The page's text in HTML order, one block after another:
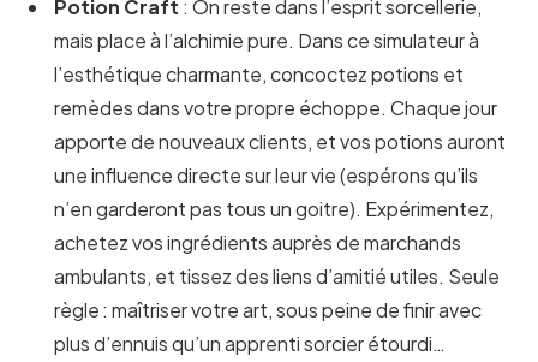
Potion Craft : On reste dans l’esprit sorcellerie,
mais place à l’alchimie pure. Dans ce simulateur à
l’esthétique charmante, concoctez potions et
remèdes dans votre propre échoppe. Chaque jour
apporte de nouveaux clients, et vos potions auront
une influence directe sur leur vie (espérons qu’ils
n’en garderont pas tous un goitre). Expérimentez,
achetez vos ingrédients auprès de marchands
ambulants, et tissez des liens d’amitié utiles. Seule
règle : maîtriser votre art, sous peine de finir avec
plus d’ennuis qu’un apprenti sorcier étourdi…